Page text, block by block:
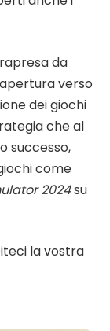
da
verso
dei giochi
che al
successo,
come
2024su
la vostra